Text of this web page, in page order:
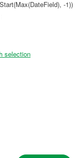
-1))
selection